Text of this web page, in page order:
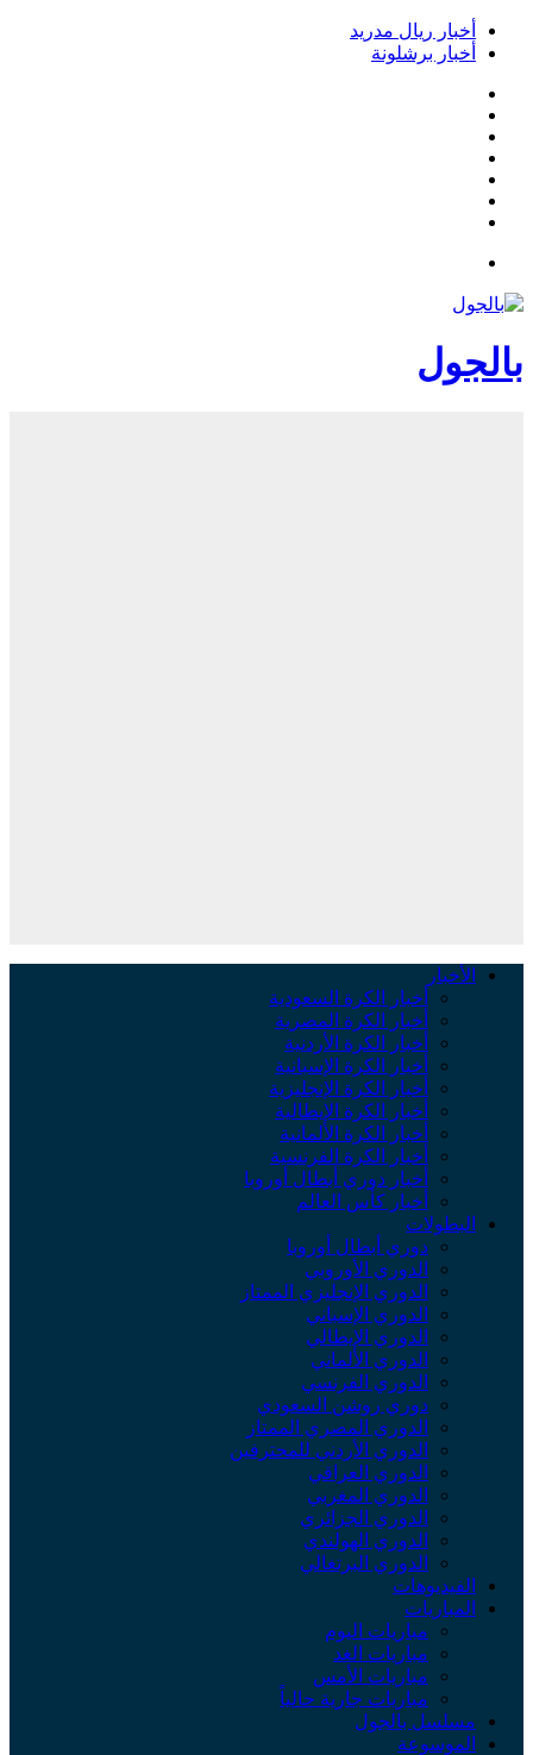
أخبار ريال مدريد
أخبار برشلونة
بالجول
الأخبار
أخبار الكرة السعودية
أخبار الكرة المصرية
أخبار الكرة الأردنية
أخبار الكرة الإسبانية
أخبار الكرة الإنجليزية
أخبار الكرة الإيطالية
أخبار الكرة الألمانية
أخبار الكرة الفرنسية
أخبار دوري أبطال أوروبا
أخبار كأس العالم
البطولات
دوري أبطال أوروبا
الدوري الأوروبي
الدوري الإنجليزي الممتاز
الدوري الإسباني
الدوري الإيطالي
الدوري الألماني
الدوري الفرنسي
دوري روشن السعودي
الدوري المصري الممتاز
الدوري الأردني للمحترفين
الدوري العراقي
الدوري المغربي
الدوري الجزائري
الدوري الهولندي
الدوري البرتغالي
الفيديوهات
المباريات
مباريات اليوم
مباريات الغد
مباريات الأمس
مباريات جارية حالياً
مسلسل بالجول
الموسوعة